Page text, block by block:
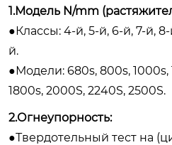
1.Модель N/mm
●Классы: 4-й, 5-й, 6-й, 7-й, 8-
й.
●Модели: 680s, 800s, 1000s,
1800s, 2000S, 2240S, 2500S.
2.Огнеупорность:
●Твердотельный тест на